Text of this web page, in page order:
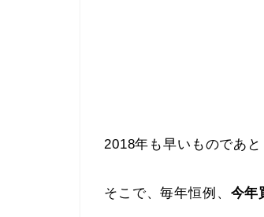
2018年も早いものであ
そこで、毎年恒例、 今年